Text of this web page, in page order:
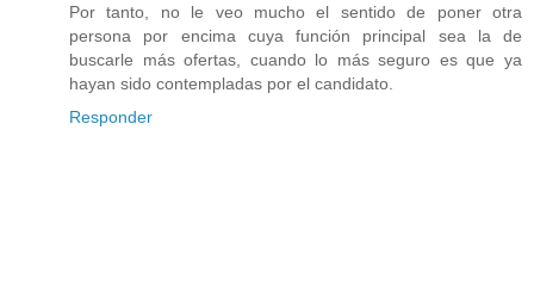
Por tanto, no le veo mucho el sentido de poner otra
persona por encima cuya función principal sea la de
buscarle más ofertas, cuando lo más seguro es que ya
hayan sido contempladas por el candidato.
Responder